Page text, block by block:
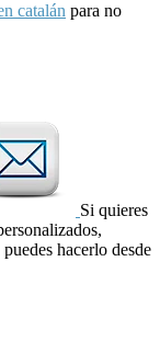
catalán para no
Si quieres
hacerlo desde